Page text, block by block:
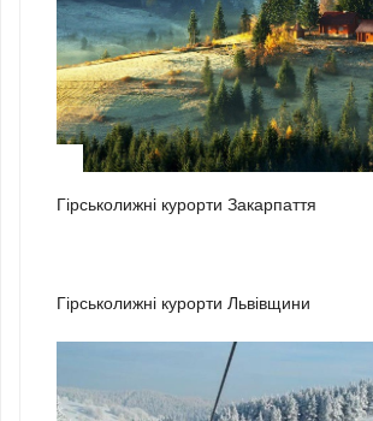
Гірськолижні курорти Закарпаття
Гірськолижні курорти Львівщини